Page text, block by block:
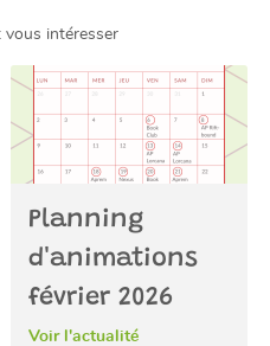
vous intéresser
Planning
d'animations
février 2026
Voir l'actualité